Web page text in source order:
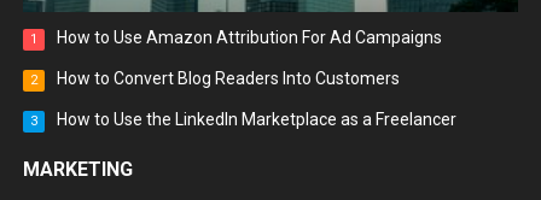
1 How to Use Amazon Attribution For Ad Campaigns
2 How to Convert Blog Readers Into Customers
3 How to Use the LinkedIn Marketplace as a Freelancer
MARKETING